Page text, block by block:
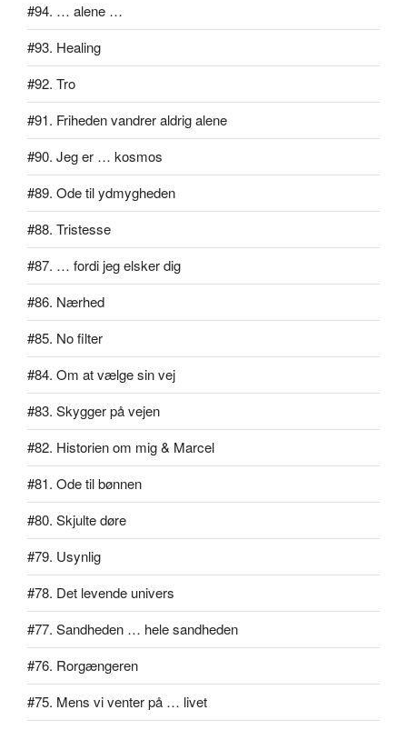
#94. … alene …
#93. Healing
#92. Tro
#91. Friheden vandrer aldrig alene
#90. Jeg er … kosmos
#89. Ode til ydmygheden
#88. Tristesse
#87. … fordi jeg elsker dig
#86. Nærhed
#85. No filter
#84. Om at vælge sin vej
#83. Skygger på vejen
#82. Historien om mig & Marcel
#81. Ode til bønnen
#80. Skjulte døre
#79. Usynlig
#78. Det levende univers
#77. Sandheden … hele sandheden
#76. Rorgængeren
#75. Mens vi venter på … livet